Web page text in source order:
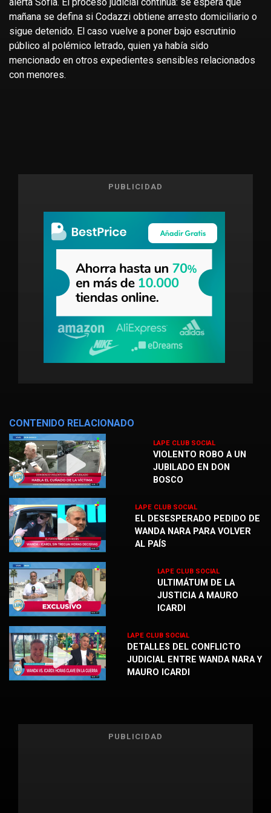
mañana se defina si Codazzi obtiene arresto domiciliario o
sigue detenido. El caso vuelve a poner bajo escrutinio
público al polémico letrado, quien ya había sido
mencionado en otros expedientes sensibles relacionados
con menores.
PUBLICIDAD
CONTENIDO RELACIONADO
LAPE CLUB SOCIAL
VIOLENTO ROBO A UN
JUBILADO EN DON
BOSCO
LAPE CLUB SOCIAL
EL DESESPERADO PEDIDO DE
WANDA NARA PARA VOLVER
AL PAÍS
LAPE CLUB SOCIAL
ULTIMÁTUM DE LA
JUSTICIA A MAURO
ICARDI
LAPE CLUB SOCIAL
DETALLES DEL CONFLICTO
JUDICIAL ENTRE WANDA NARA Y
MAURO ICARDI
PUBLICIDAD